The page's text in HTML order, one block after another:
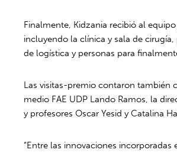
Finalmente, Kidzania recibió al
incluyendo la clínica y sala de
de logística y personas para
Las visitas-premio contaron también
medio FAE UDP Lando Ramos, la
y profesores Oscar Yesid y Catalina
“Entre las innovaciones